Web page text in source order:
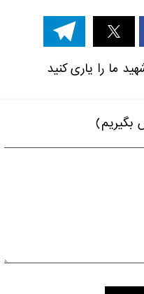
ما را یاری کنید
بگیریم)